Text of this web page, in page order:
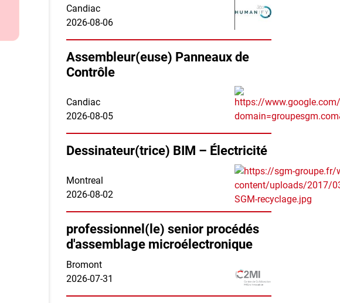
Candiac
2026-08-06
Assembleur(euse) Panneaux de
Contrôle
Candiac
2026-08-05
Dessinateur(trice) BIM – Électricité
Montreal
2026-08-02
professionnel(le) senior procédés
d'assemblage microélectronique
Bromont
2026-07-31